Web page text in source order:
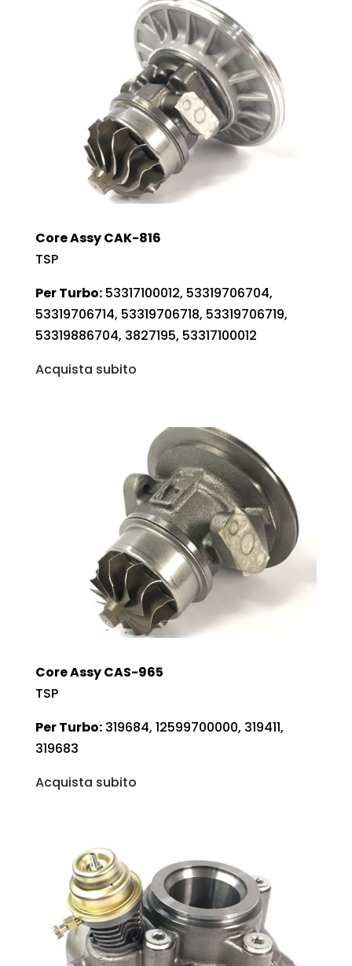
Core Assy CAK-816
TSP
Per Turbo:53317100012, 53319706704,
53319706714, 53319706718, 53319706719,
53319886704, 3827195, 53317100012
Acquista subito
Core Assy CAS-965
TSP
Per Turbo:319684, 12599700000, 319411,
319683
Acquista subito